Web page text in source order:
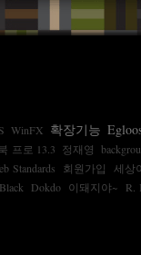
WinFX 확장기능
프로 13.3 정재영
Standards 회원가입 세상
Black Dokdo 이돼지야~ R.